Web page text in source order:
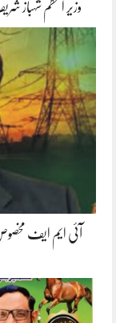
وزیر اعظم شہباز
آئی ایم ایف